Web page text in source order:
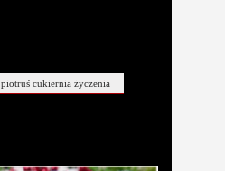
piotruś cukiernia życzenia